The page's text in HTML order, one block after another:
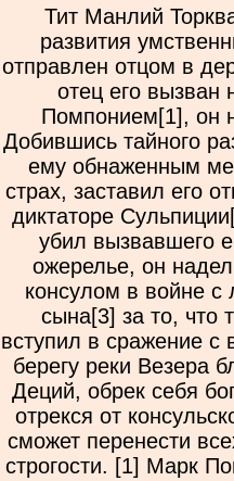
Тит Манлий
развития
отправлен отцом в
отец его вызван
Помпонием[1], он
Добившись тайного
ему обнаженным
страх, заставил его
диктаторе
убил вызвавшего
ожерелье, он
консулом в войне с
сына[3] за то, что
вступил в сражение с
берегу реки Везера
Деций, обрек себя
отрекся от
сможет перенести
строгости. [1] Марк